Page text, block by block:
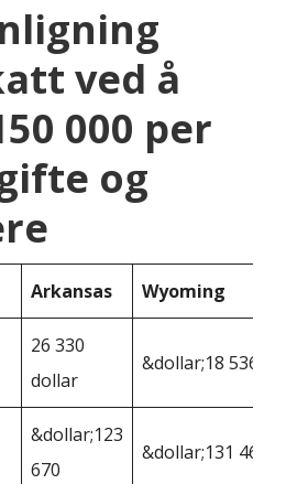
ved å
000 per
og
Arkansas Wyoming
26 330
dollar
&dollar;18 536
&dollar;123
670
&dollar;131 464